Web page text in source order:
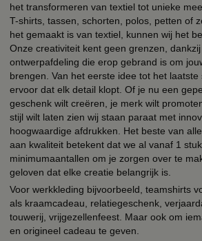
het transformeren van textiel tot unieke
T-shirts, tassen, schorten, polos, petten of
het gemaakt is van textiel, kunnen wij het
Onze creativiteit kent geen grenzen,
ontwerpafdeling die erop gebrand is om
brengen. Van het eerste idee tot het laatste
ervoor dat elk detail klopt. Of je nu een
geschenk wilt creëren, je merk wilt
stijl wilt laten zien wij staan paraat met
hoogwaardige afdrukken. Het beste van
aan kwaliteit betekent dat we al vanaf 1
minimumaantallen om je zorgen over te
geloven dat elke creatie belangrijk is.
Voor werkkleding bijvoorbeeld, teamshirts
als kraamcadeau, relatiegeschenk,
touwerij, vrijgezellenfeest. Maar ook om
en origineel cadeau te geven.